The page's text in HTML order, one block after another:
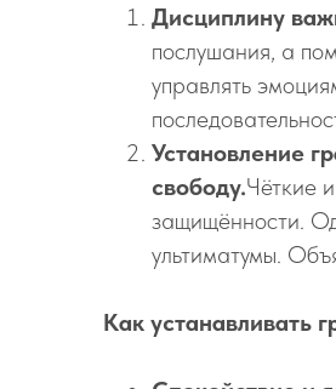
Дисциплину
послушания, а
управлять
Установление
свободу.Чёткие
защищённости.
ультиматумы.
Как устанавливать